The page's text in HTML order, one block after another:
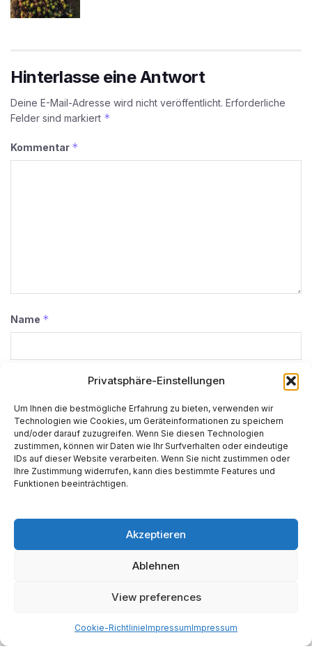
Privatsphäre-Einstellungen
Um Ihnen die bestmögliche Erfahrung zu bieten, verwenden wir
Technologien wie Cookies, um Geräteinformationen zu speichern
und/oder darauf zuzugreifen. Wenn Sie diesen Technologien
zustimmen, können wir Daten wie Ihr Surfverhalten oder eindeutige
IDs auf dieser Website verarbeiten. Wenn Sie nicht zustimmen oder
Ihre Zustimmung widerrufen, kann dies bestimmte Features und
Funktionen beeinträchtigen.
Akzeptieren
Ablehnen
View preferences
Cookie-RichtlinieImpressumImpressum
Hinterlasse eine Antwort
Deine E-Mail-Adresse wird nicht veröffentlicht. Erforderliche
Felder sind markiert *
Kommentar *
Name *
E-Mail-Adresse*
Website
Alternative:
Kapital Prognosen